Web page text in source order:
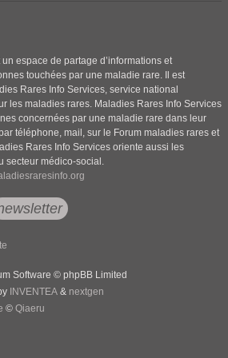
espace de partage d’informations et
touchées par une maladie rare. Il est
Rares Info Services, service national
les maladies rares. Maladies Rares Info Services
concernées par une maladie rare dans leur
téléphone, mail, sur le Forum maladies rares et
Rares Info Services oriente aussi les
secteur médico-social.
Software © phpBB Limited
INVENTEA & nextgen
© Qiaeru